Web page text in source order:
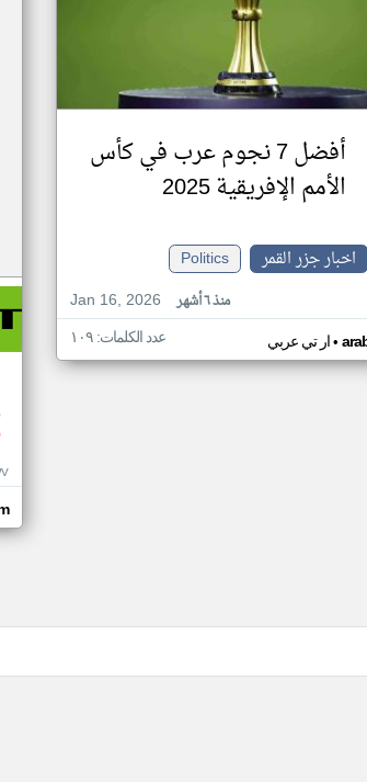
أفضل 7 نجوم عرب في كأس
الأمم الإفريقية 2025
اخبار جزر القمر
Politics
Jan 16, 2026
منذ ٦ أشهر
ار تي عربي• عدد الكلمات: ١٠٩